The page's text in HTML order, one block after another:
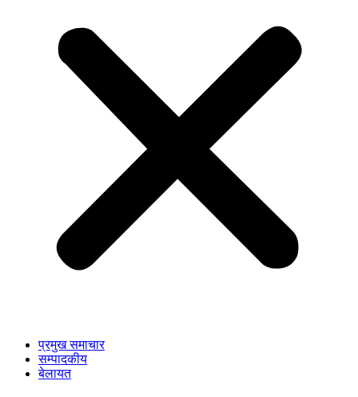
प्रमुख समाचार
सम्पादकीय
बेलायत